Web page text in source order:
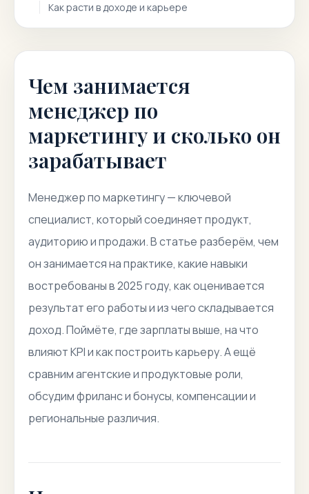
Как расти в доходе и карьере
Чем занимается
менеджер по
маркетингу и сколько он
зарабатывает
Менеджер по маркетингу— ключевой
специалист, который соединяет продукт,
аудиторию и продажи. В статье разберём, чем
он занимается на практике, какие навыки
востребованы в 2025 году, как оценивается
результат его работы и из чего складывается
доход. Поймёте, где зарплаты выше, на что
влияют KPI и как построить карьеру. А ещё
сравним агентские и продуктовые роли,
обсудим фриланс и бонусы, компенсации и
региональные различия.